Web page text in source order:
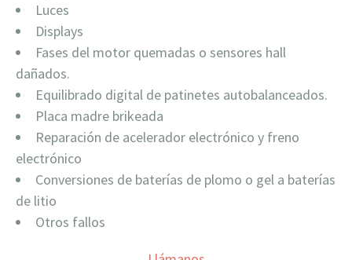
Luces
Displays
Fases del motor quemadas o sensores hall
dañados.
Equilibrado digital de patinetes autobalanceados.
Placa madre brikeada
Reparación de acelerador electrónico y freno
electrónico
Conversiones de baterías de plomo o gel a baterías
de litio
Otros fallos